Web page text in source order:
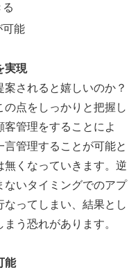
可能
実現
されると嬉しいのか？
点をしっかりと把握し
管理をすることによ
管理することが可能と
無くなっていきます。逆
ないタイミングでのアプ
なってしまい、結果とし
う恐れがあります。
能